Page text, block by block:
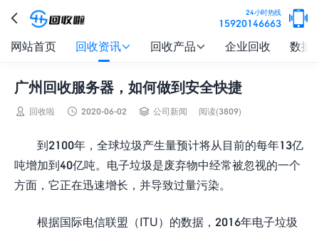
 24小时热线
15920146663 
网站首页 回收资讯 回收产品 企业回收 数据
广州回收服务器，如何做到安全快捷
 回收啦  2020-06-02  公司新闻 阅读(3809)
到2100年，全球垃圾产生量预计将从目前的每年13亿
吨增加到40亿吨。电子垃圾是废弃物中经常被忽视的一个
方面，它正在迅速增长，并导致过量污染。
根据国际电信联盟（ITU）的数据，2016年电子垃圾